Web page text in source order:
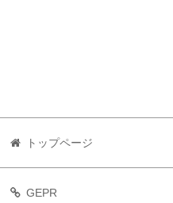
トップページ
GEPR